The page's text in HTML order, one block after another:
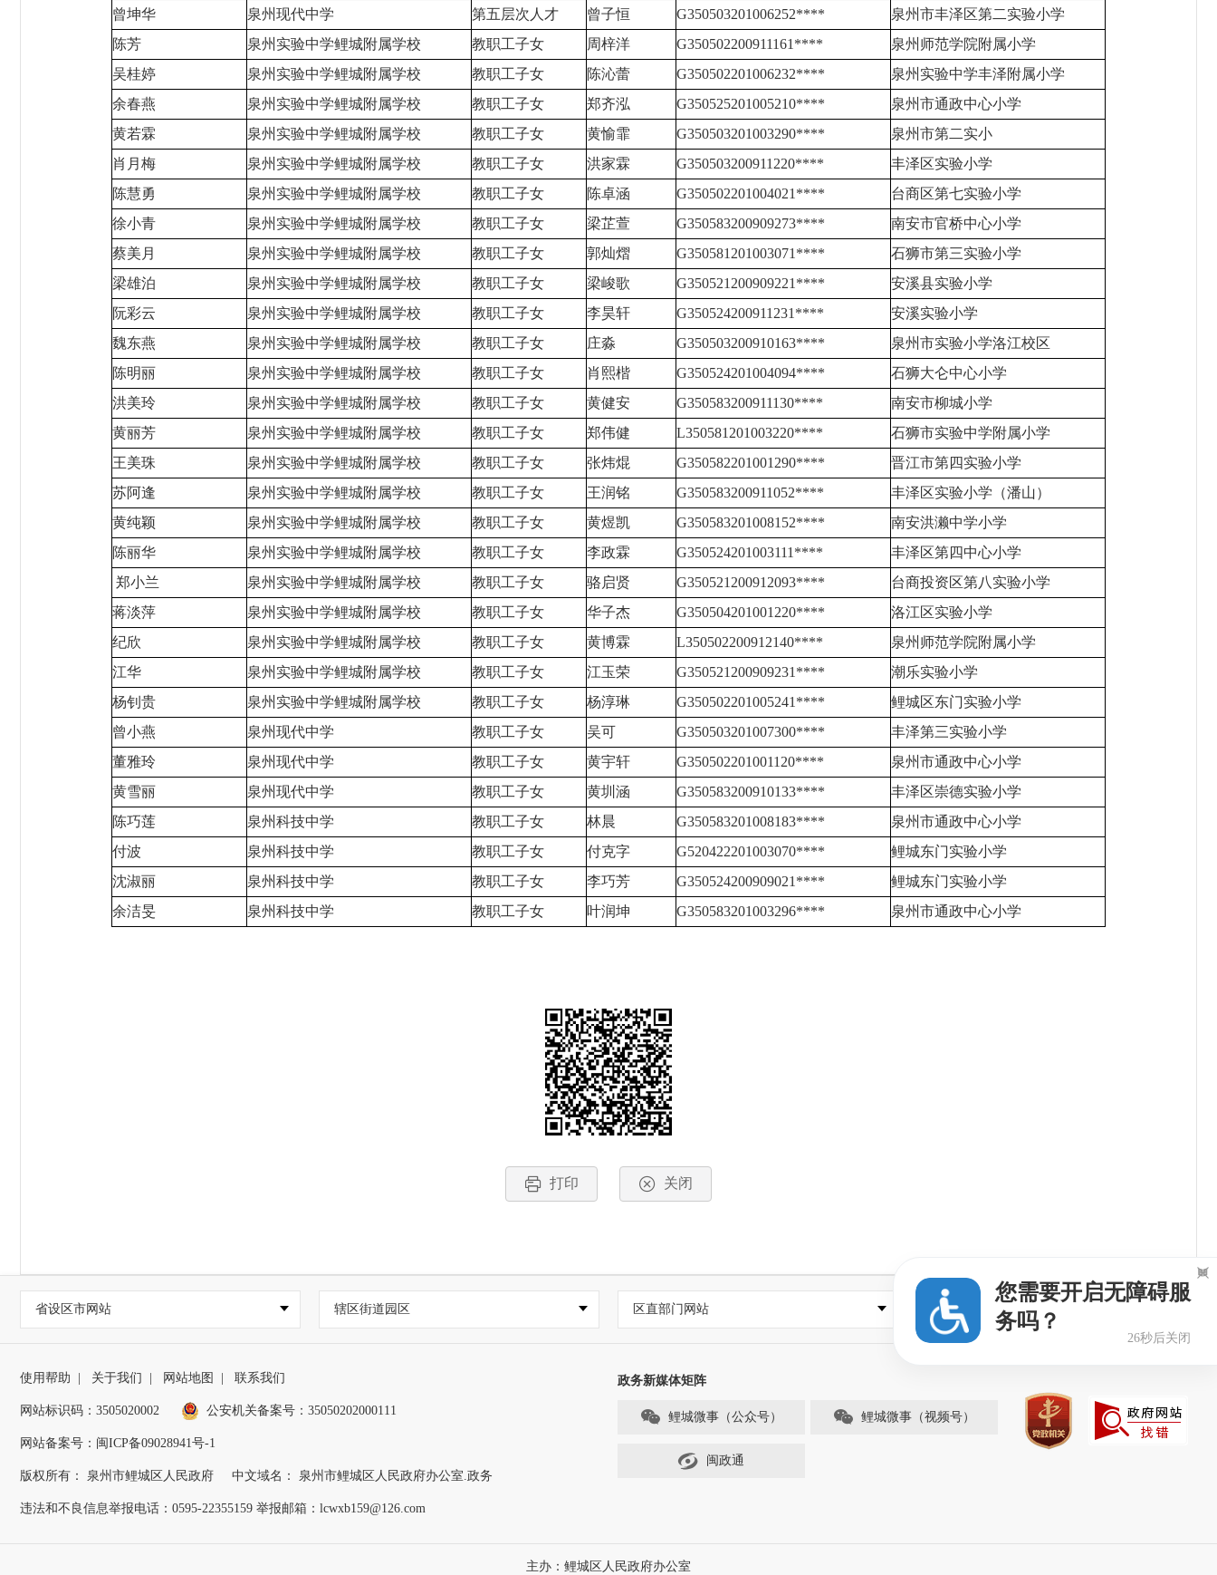
曾坤华
泉州现代中学 第五层次人才 曾子恒 G350503201006252****
泉州市丰泽区第二实验小学
陈芳
泉州实验中学鲤城附属学校 教职工子女 周梓洋 G350502200911161****
泉州师范学院附属小学
吴桂婷
泉州实验中学鲤城附属学校 教职工子女 陈沁蕾 G350502201006232****
泉州实验中学丰泽附属小学
余春燕
泉州实验中学鲤城附属学校 教职工子女 郑齐泓 G350525201005210****
泉州市通政中心小学
黄若霖
泉州实验中学鲤城附属学校 教职工子女 黄愉霏 G350503201003290****
泉州市第二实小
肖月梅
泉州实验中学鲤城附属学校 教职工子女 洪家霖 G350503200911220****
丰泽区实验小学
陈慧勇
泉州实验中学鲤城附属学校 教职工子女 陈卓涵 G350502201004021****
台商区第七实验小学
徐小青
泉州实验中学鲤城附属学校 教职工子女 梁芷萱 G350583200909273****
南安市官桥中心小学
蔡美月
泉州实验中学鲤城附属学校 教职工子女 郭灿熠 G350581201003071****
石狮市第三实验小学
梁雄泊
泉州实验中学鲤城附属学校 教职工子女 梁峻歌 G350521200909221****
安溪县实验小学
阮彩云
泉州实验中学鲤城附属学校 教职工子女 李昊轩 G350524200911231****
安溪实验小学
魏东燕
泉州实验中学鲤城附属学校 教职工子女 庄淼 G350503200910163****
泉州市实验小学洛江校区
陈明丽
泉州实验中学鲤城附属学校 教职工子女 肖熙楷 G350524201004094****
石狮大仑中心小学
洪美玲
泉州实验中学鲤城附属学校 教职工子女 黄健安 G350583200911130****
南安市柳城小学
黄丽芳
泉州实验中学鲤城附属学校 教职工子女 郑伟健 L350581201003220****
石狮市实验中学附属小学
王美珠
泉州实验中学鲤城附属学校 教职工子女 张炜焜 G350582201001290****
晋江市第四实验小学
苏阿逢
泉州实验中学鲤城附属学校 教职工子女 王润铭 G350583200911052****
丰泽区实验小学（潘山）
黄纯颖
泉州实验中学鲤城附属学校 教职工子女 黄煜凯 G350583201008152****
南安洪濑中学小学
陈丽华
泉州实验中学鲤城附属学校 教职工子女 李政霖 G350524201003111****
丰泽区第四中心小学
郑小兰
泉州实验中学鲤城附属学校 教职工子女 骆启贤 G350521200912093****
台商投资区第八实验小学
蒋淡萍
泉州实验中学鲤城附属学校 教职工子女 华子杰 G350504201001220****
洛江区实验小学
纪欣
泉州实验中学鲤城附属学校 教职工子女 黄博霖 L350502200912140****
泉州师范学院附属小学
江华
泉州实验中学鲤城附属学校 教职工子女 江玉荣 G350521200909231****
潮乐实验小学
杨钊贵
泉州实验中学鲤城附属学校 教职工子女 杨淳琳 G350502201005241****
鲤城区东门实验小学
曾小燕
泉州现代中学 教职工子女 吴可 G350503201007300****
丰泽第三实验小学
董雅玲
泉州现代中学 教职工子女 黄宇轩 G350502201001120****
泉州市通政中心小学
黄雪丽
泉州现代中学 教职工子女 黄圳涵 G350583200910133****
丰泽区崇德实验小学
陈巧莲
泉州科技中学 教职工子女 林晨 G350583201008183****
泉州市通政中心小学
付波
泉州科技中学 教职工子女 付克字 G520422201003070****
鲤城东门实验小学
沈淑丽
泉州科技中学 教职工子女 李巧芳 G350524200909021****
鲤城东门实验小学
余洁旻
泉州科技中学 教职工子女 叶润坤 G350583201003296**** 泉州市通政中心小学
打印 关闭
省设区市网站 辖区街道园区 区直部门网站 县市区政府
使用帮助 | 关于我们 | 网站地图 | 联系我们
网站标识码：3505020002 公安机关备案号：35050202000111
网站备案号：闽ICP备09028941号-1
版权所有： 泉州市鲤城区人民政府 中文域名： 泉州市鲤城区人民政府办公室.政务
违法和不良信息举报电话：0595-22355159 举报邮箱：lcwxb159@126.com
政务新媒体矩阵
鲤城微事（公众号） 鲤城微事（视频号）
闽政通
主办：鲤城区人民政府办公室
您需要开启无障碍服
务吗？
25秒后关闭
